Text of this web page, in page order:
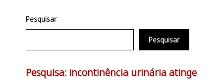
Pesquisar
Pesquisar
Pesquisa: incontinência urinária atinge